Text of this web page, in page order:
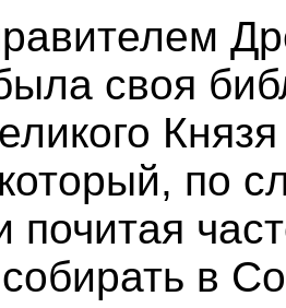
своя
по
почитая
собирать в